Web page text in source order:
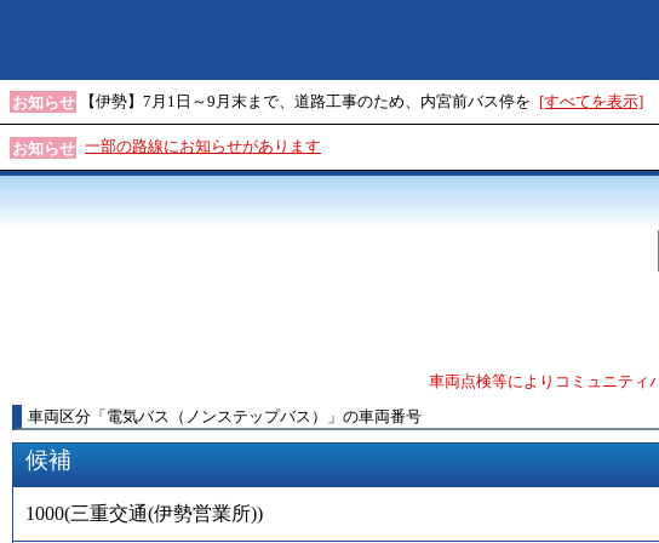
お知らせ 【伊勢】7月1日～9月末まで、道路工事のため、内宮前バス停を [すべてを表示]
お知らせ 一部の路線にお知らせがあります
車両点検等によりコミュニティ
車両区分 「 電気バス（ノンステップバス） 」 の車両番号
候補
1000(三重交通(伊勢営業所))